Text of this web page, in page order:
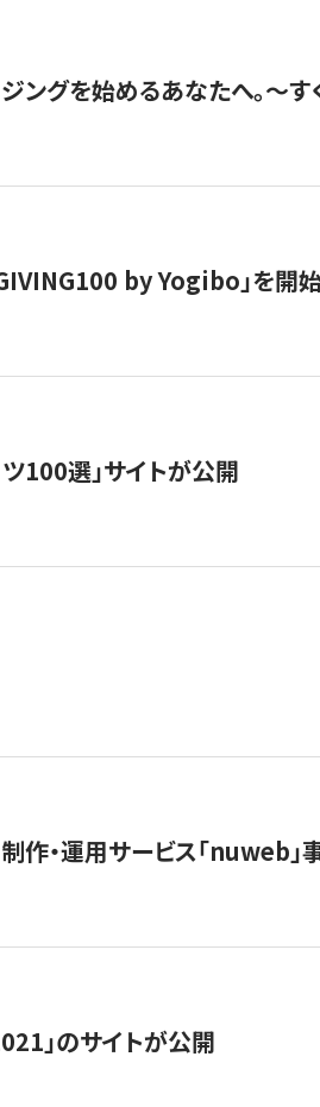
ジングを始めるあなたへ。〜
by Yogibo」を開
100選」サイトが公開
作・運用サービス「nuweb
」のサイトが公開